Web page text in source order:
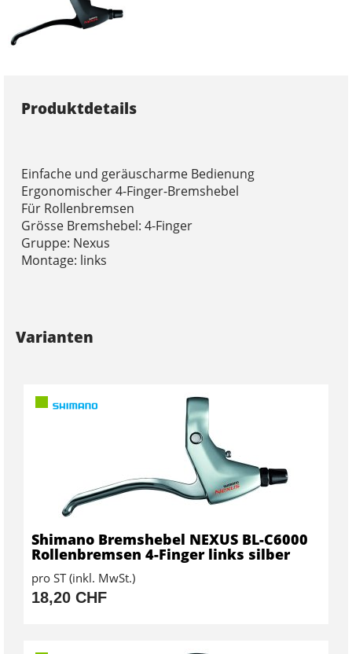
Produktdetails
Einfache und geräuscharme Bedienung
Ergonomischer 4-Finger-Bremshebel
Für Rollenbremsen
Grösse Bremshebel: 4-Finger
Gruppe: Nexus
Montage: links
Varianten
Shimano Bremshebel NEXUS BL-C6000
Rollenbremsen 4-Finger links silber
pro ST (inkl. MwSt.)
18,20 CHF